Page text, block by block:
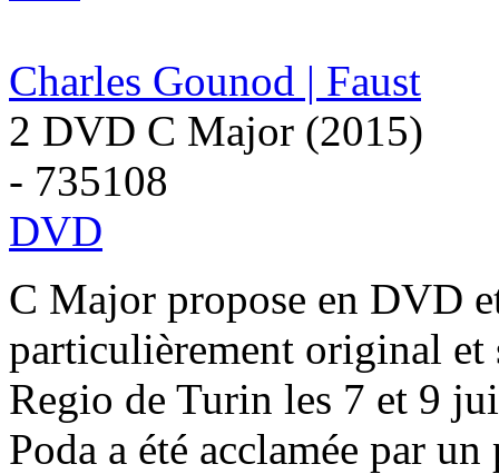
Charles Gounod | Faust
2 DVD C Major (2015)
- 735108
DVD
C Major propose en DVD
particulièrement original et
Regio de Turin les 7 et 9
Poda a été acclamée par